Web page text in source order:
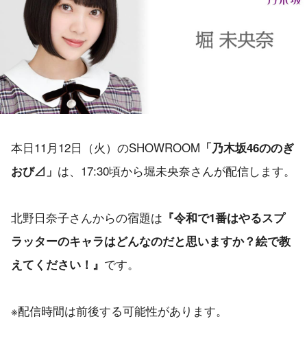
本日11月12日（火）のSHOWROOM 「乃木坂46ののぎ
おび⊿」 は、17:30頃から堀未央奈さんが配信します。
北野日奈子さんからの宿題は 『令和で1番はやるスプ
ラッターのキャラはどんなのだと思いますか？絵で教
えてください！』 です。
※配信時間は前後する可能性があります。